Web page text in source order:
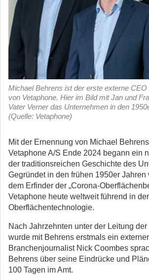
Michael Behrens ist der erste externe
von Vetaphone. Hier im Bild mit Jan und
Vater Verner das Unternehmen in den
(Quelle: Vetaphone)
Mit der Ernennung von Michael
Vetaphone A/S Ende 2024 begann ein
der traditionsreichen Geschichte des
Gegründet in den frühen 1950er Jahren
dem Erfinder der „Corona-
Vetaphone heute weltweit führend in der
Oberflächentechnologie.
Nach Jahrzehnten unter der Leitung
wurde mit Behrens erstmals ein
Branchenjournalist Nick Coombes
Behrens über seine Eindrücke und
100 Tagen im Amt.